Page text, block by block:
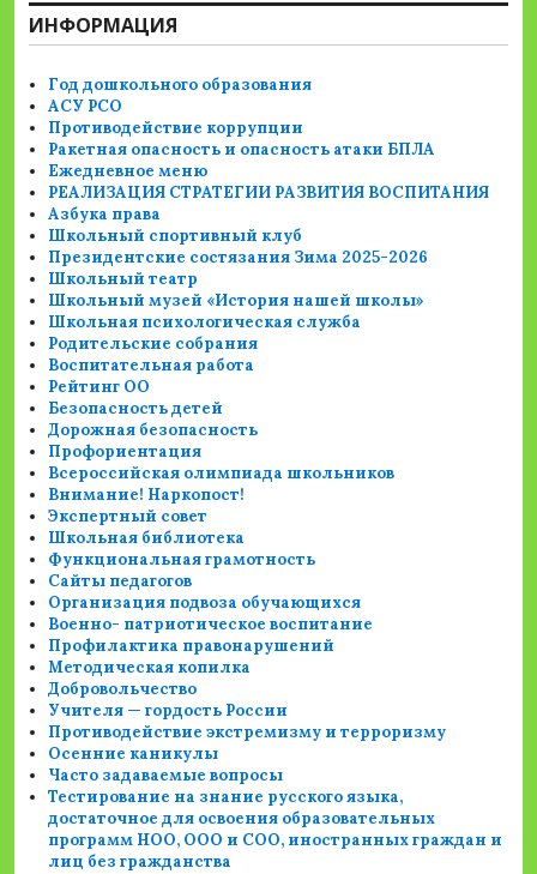
ИНФОРМАЦИЯ
Год дошкольного образования
АСУ РСО
Противодействие коррупции
Ракетная опасность и опасность атаки БПЛА
Ежедневное меню
РЕАЛИЗАЦИЯ СТРАТЕГИИ РАЗВИТИЯ ВОСПИТАНИЯ
Азбука права
Школьный спортивный клуб
Президентские состязания Зима 2025-2026
Школьный театр
Школьный музей «История нашей школы»
Школьная психологическая служба
Родительские собрания
Воспитательная работа
Рейтинг ОО
Безопасность детей
Дорожная безопасность
Профориентация
Всероссийская олимпиада школьников
Внимание! Наркопост!
Экспертный совет
Школьная библиотека
Функциональная грамотность
Сайты педагогов
Организация подвоза обучающихся
Военно- патриотическое воспитание
Профилактика правонарушений
Методическая копилка
Добровольчество
Учителя — гордость России
Противодействие экстремизму и терроризму
Осенние каникулы
Часто задаваемые вопросы
Тестирование на знание русского языка,
достаточное для освоения образовательных
программ НОО, ООО и СОО, иностранных граждан и
лиц без гражданства